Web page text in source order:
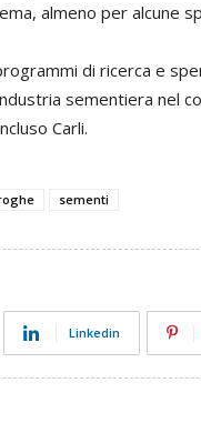
almeno per alcune
di ricerca e
sementiera nel
Carli.
sementi
Linkedin